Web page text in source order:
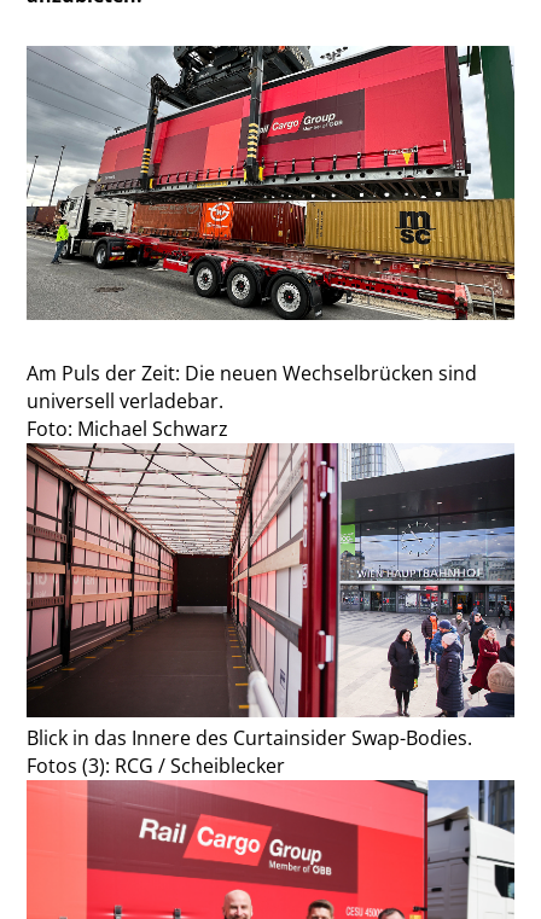
Am Puls der Zeit: Die neuen Wechselbrücken sind
universell verladebar.
Foto: Michael Schwarz
Blick in das Innere des Curtainsider Swap-Bodies.
Fotos (3): RCG / Scheiblecker